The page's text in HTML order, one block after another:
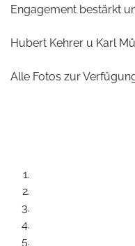
Engagement bestärkt
Hubert Kehrer u Karl
Alle Fotos zur